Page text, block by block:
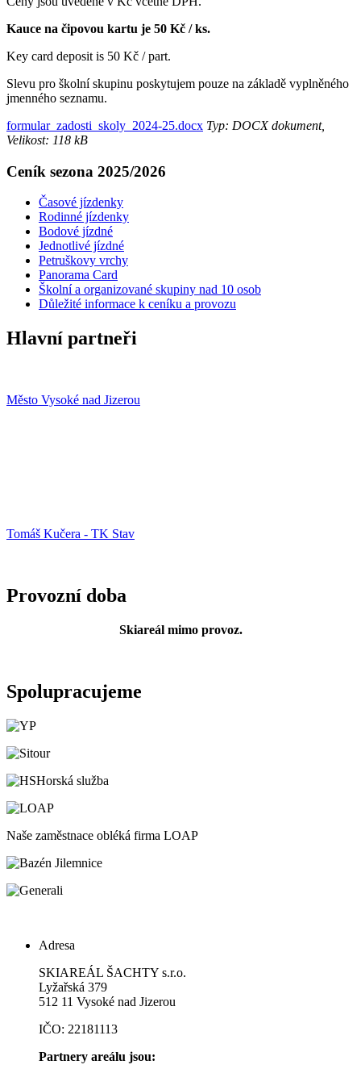
Kauce na čipovou kartu je 50 Kč / ks.
Key card deposit is 50 Kč / part.
Slevu pro školní skupinu poskytujem pouze na základě vyplněného
jmenného seznamu.
formular_zadosti_skoly_2024-25.docx Typ: DOCX dokument,
Velikost: 118 kB
Ceník sezona 2025/2026
Časové jízdenky
Rodinné jízdenky
Bodové jízdné
Jednotlivé jízdné
Petruškovy vrchy
Panorama Card
Školní a organizované skupiny nad 10 osob
Důležité informace k ceníku a provozu
Hlavní partneři
Město Vysoké nad Jizerou
Tomáš Kučera - TK Stav
Provozní doba
Skiareál mimo provoz.
Spolupracujeme
Horská služba
Naše zaměstnace obléká firma LOAP
Adresa
SKIAREÁL ŠACHTY s.r.o.
Lyžařská 379
512 11 Vysoké nad Jizerou
IČO: 22181113
Partnery areálu jsou: